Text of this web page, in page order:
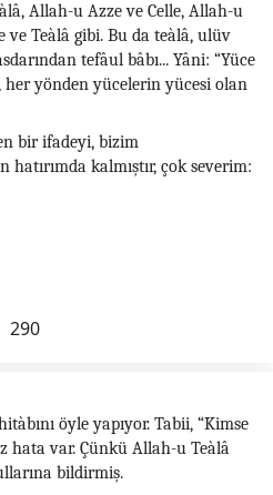
Allah-u Azze ve Celle, Allah-u
ve Teàlâ gibi. Bu da teàlâ, ulüv
tefâul bâbı... Yâni: “Yüce
yönden yücelerin yücesi olan
bir ifadeyi, bizim
kalmıştır, çok severim:
290
öyle yapıyor. Tabii, “Kimse
hata var. Çünkü Allah-u Teàlâ
bildirmiş.